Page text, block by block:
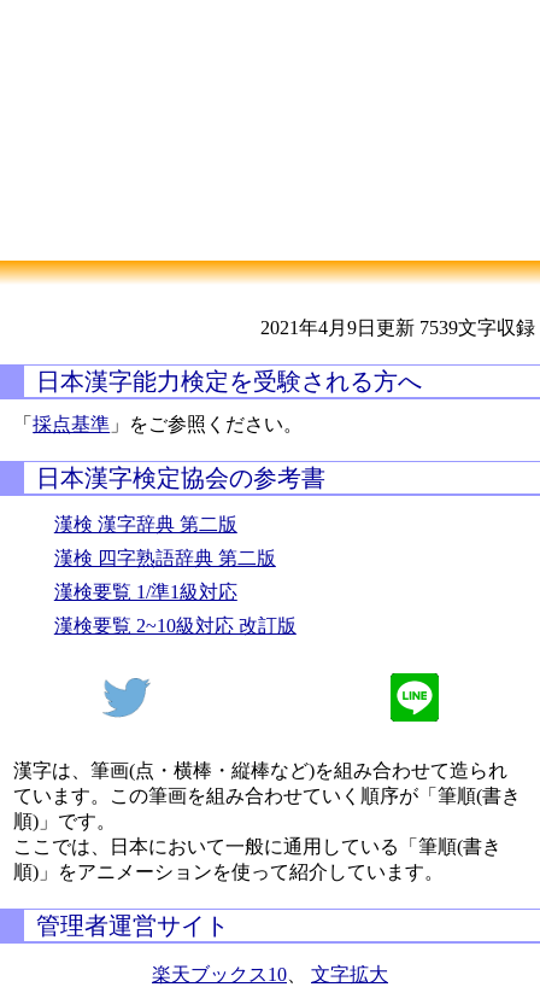
2021年4月9日更新 7539文字収録
日本漢字能力検定を受験される方へ
「採点基準 」をご参照ください。
日本漢字検定協会の参考書
漢検 漢字辞典 第二版
漢検 四字熟語辞典 第二版
漢検要覧 1/準1級対応
漢検要覧 2~10級対応 改訂版
漢字は、筆画(点・横棒・縦棒など)を組み合わせて造られ
ています。この筆画を組み合わせていく順序が「筆順(書き
順)」です。
ここでは、日本において一般に通用している「筆順(書き
順)」をアニメーションを使って紹介しています。
管理者運営サイト
楽天ブックス10 文字拡大